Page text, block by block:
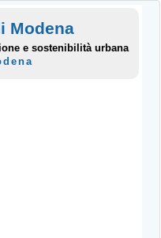
Modena
e sostenibilità urbana